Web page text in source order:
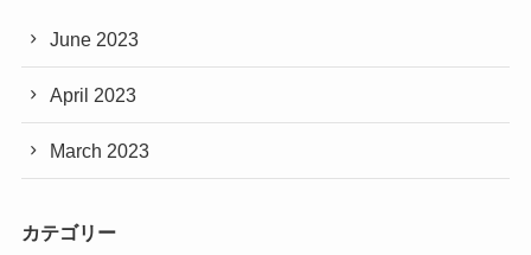
June 2023
April 2023
March 2023
カテゴリー